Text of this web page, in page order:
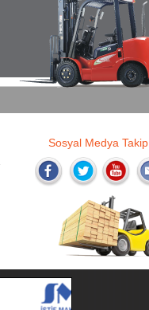
Sosyal Medya Takip